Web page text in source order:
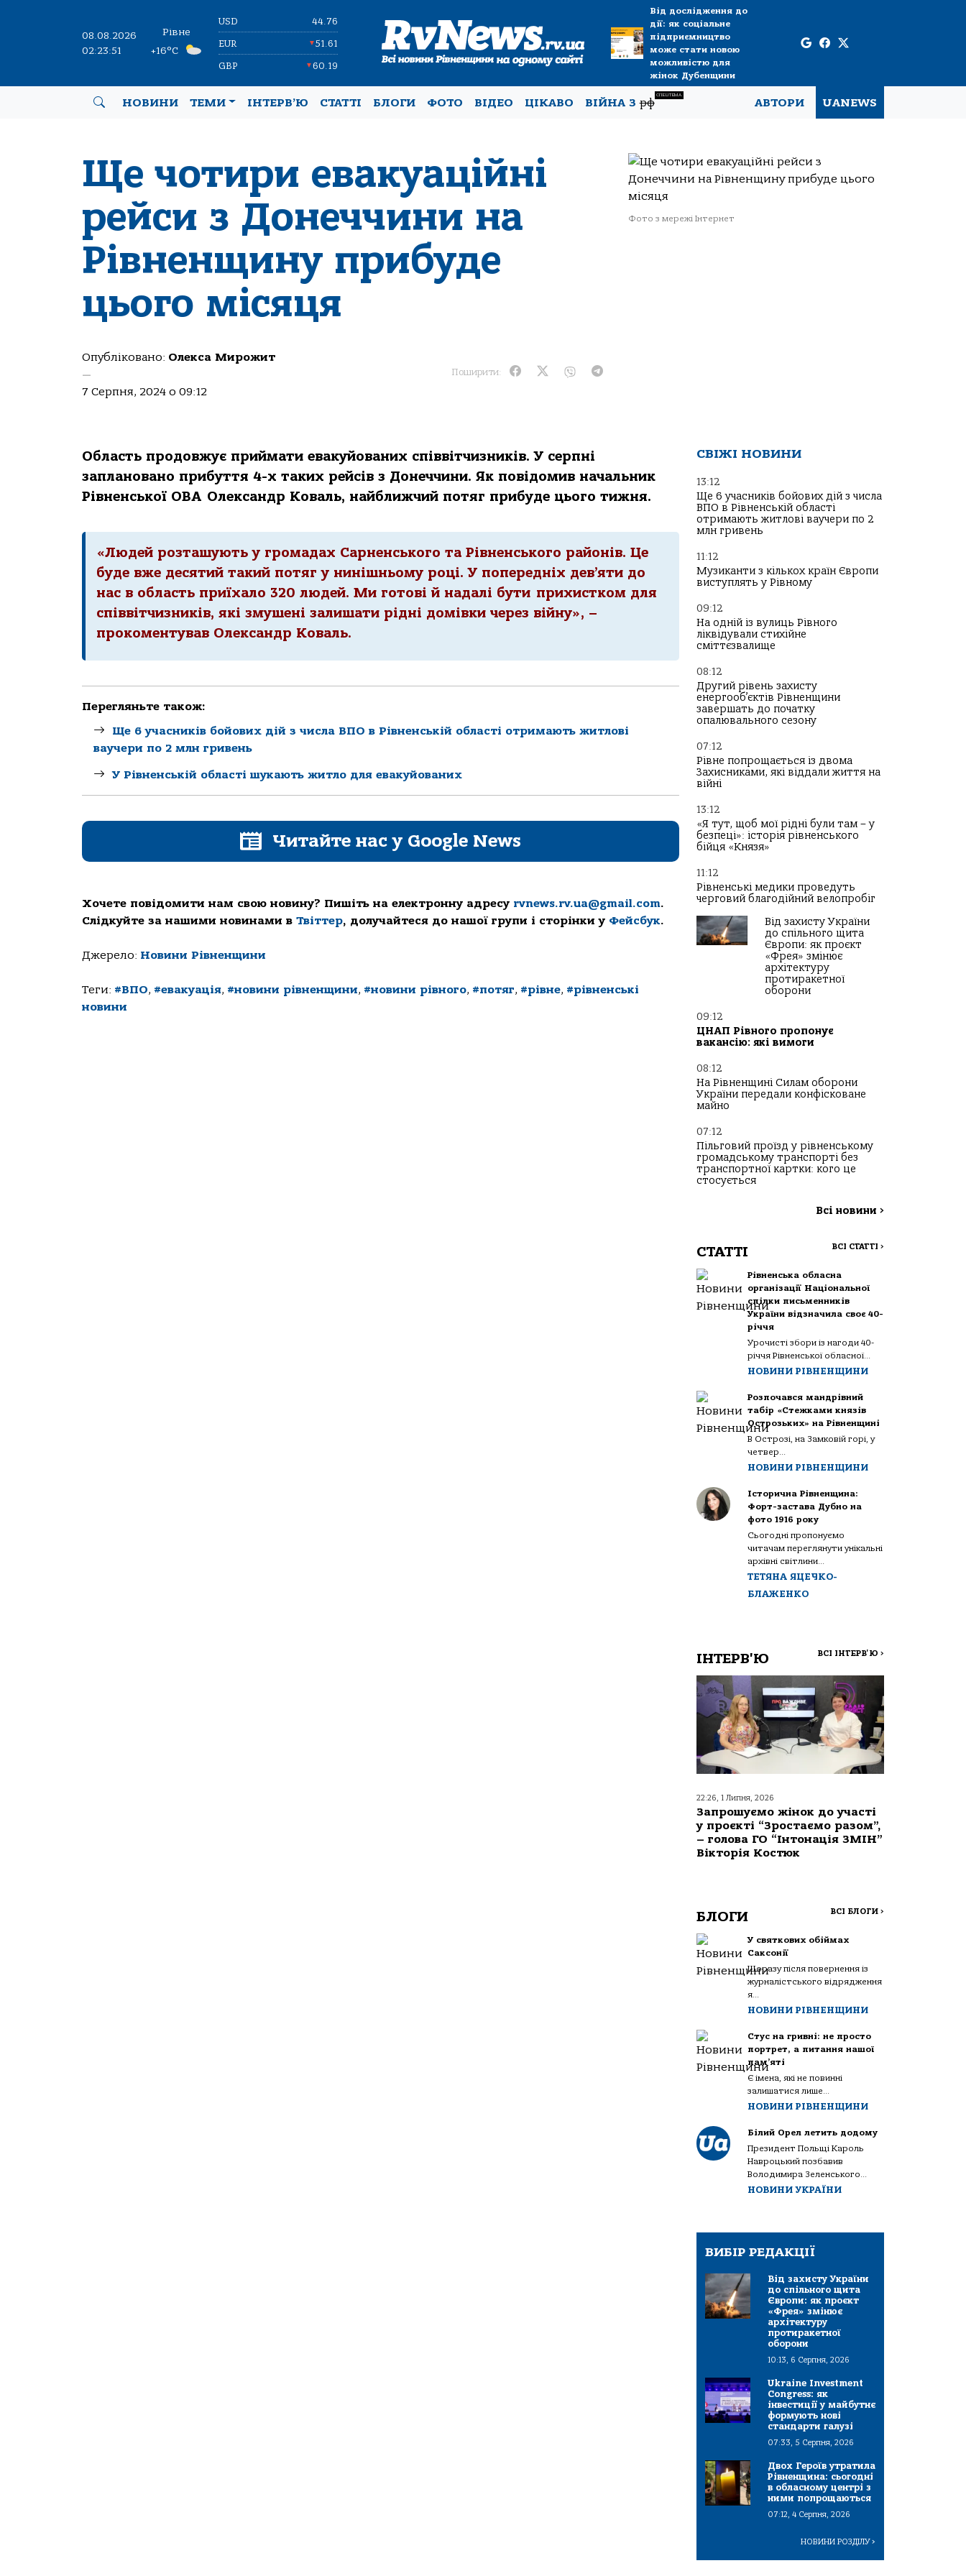
08.08.2026
02:23:51
Рівне
+16°C
USD 44.76
EUR ▼51.61
GBP ▼60.19
Від дослідження до
дії: як соціальне
підприємництво
може стати новою
можливістю для
жінок Дубенщини
НОВИНИ ТЕМИ ІНТЕРВ’Ю СТАТТІ БЛОГИ ФОТО ВІДЕО ЦІКАВО ВІЙНА Зрф
СПЕЦТЕМА
АВТОРИ UANEWS
Ще чотири евакуаційні
рейси з Донеччини на
Рівненщину прибуде
цього місяця
Опубліковано: Олекса Мирожит
—
7 Серпня, 2024 о 09:12
Поширити:
Фото з мережі Інтернет
Область продовжує приймати евакуйованих співвітчизників. У серпні
заплановано прибуття 4-х таких рейсів з Донеччини. Як повідомив начальник
Рівненської ОВА Олександр Коваль, найближчий потяг прибуде цього тижня.
«Людей розташують у громадах Сарненського та Рівненського районів. Це
буде вже десятий такий потяг у нинішньому році. У попередніх дев’яти до
нас в область приїхало 320 людей. Ми готові й надалі бути прихистком для
співвітчизників, які змушені залишати рідні домівки через війну», –
прокоментував Олександр Коваль.
Перегляньте також:
Ще 6 учасників бойових дій з числа ВПО в Рівненській області отримають житлові
ваучери по 2 млн гривень
У Рівненській області шукають житло для евакуйованих
Читайте нас у Google News
Хочете повідомити нам свою новину? Пишіть на електронну адресу rvnews.rv.ua@gmail.com.
Слідкуйте за нашими новинами в Твіттер, долучайтеся до нашої групи і сторінки у Фейсбук.
Джерело: Новини Рівненщини
Теги: #ВПО, #евакуація, #новини рівненщини, #новини рівного, #потяг, #рівне, #рівненські
новини
СВІЖІ НОВИНИ
13:12
Ще 6 учасників бойових дій з числа
ВПО в Рівненській області
отримають житлові ваучери по 2
млн гривень
11:12
Музиканти з кількох країн Європи
виступлять у Рівному
09:12
На одній із вулиць Рівного
ліквідували стихійне
сміттєзвалище
08:12
Другий рівень захисту
енергооб’єктів Рівненщини
завершать до початку
опалювального сезону
07:12
Рівне попрощається із двома
Захисниками, які віддали життя на
війні
13:12
«Я тут, щоб мої рідні були там – у
безпеці»: історія рівненського
бійця «Князя»
11:12
Рівненські медики проведуть
черговий благодійний велопробіг
Від захисту України
до спільного щита
Європи: як проєкт
«Фрея» змінює
архітектуру
протиракетної
оборони
09:12
ЦНАП Рівного пропонує
вакансію: які вимоги
08:12
На Рівненщині Силам оборони
України передали конфісковане
майно
07:12
Пільговий проїзд у рівненському
громадському транспорті без
транспортної картки: кого це
стосується
Всі новини >
СТАТТІ ВСІ СТАТТІ >
Рівненська обласна
організації Національної
спілки письменників
України відзначила своє 40-
річчя
Урочисті збори із нагоди 40-
річчя Рівненської обласної...
НОВИНИ РІВНЕНЩИНИ
Розпочався мандрівний
табір «Стежками князів
Острозьких» на Рівненщині
В Острозі, на Замковій горі, у
четвер...
НОВИНИ РІВНЕНЩИНИ
Історична Рівненщина:
Форт-застава Дубно на
фото 1916 року
Сьогодні пропонуємо
читачам переглянути унікальні
архівні світлини...
ТЕТЯНА ЯЦЕЧКО-
БЛАЖЕНКО
ІНТЕРВ'Ю ВСІ ІНТЕРВ'Ю >
22:26, 1 Липня, 2026
Запрошуємо жінок до участі
у проєкті “Зростаємо разом”,
– голова ГО “Інтонація ЗМІН”
Вікторія Костюк
БЛОГИ ВСІ БЛОГИ >
У святкових обіймах
Саксонії
Щоразу після повернення із
журналістського відрядження
я...
НОВИНИ РІВНЕНЩИНИ
Стус на гривні: не просто
портрет, а питання нашої
пам’яті
Є імена, які не повинні
залишатися лише...
НОВИНИ РІВНЕНЩИНИ
Білий Орел летить додому
Президент Польщі Кароль
Навроцький позбавив
Володимира Зеленського...
НОВИНИ УКРАЇНИ
ВИБІР РЕДАКЦІЇ
Від захисту України
до спільного щита
Європи: як проєкт
«Фрея» змінює
архітектуру
протиракетної
оборони
10:13, 6 Серпня, 2026
Ukraine Investment
Congress: як
інвестиції у майбутнє
формують нові
стандарти галузі
07:33, 5 Серпня, 2026
Двох Героїв утратила
Рівненщина: сьогодні
в обласному центрі з
ними попрощаються
07:12, 4 Серпня, 2026
НОВИНИ РОЗДІЛУ>